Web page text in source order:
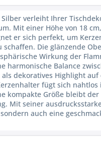
verleiht Ihrer
Mit einer Höhe von 18
er sich perfekt, um
schaffen. Die glänzende
Wirkung der
harmonische Balance
als dekoratives Highlight
fügt sich
kompakte Größe bleibt
Mit seiner
auch eine